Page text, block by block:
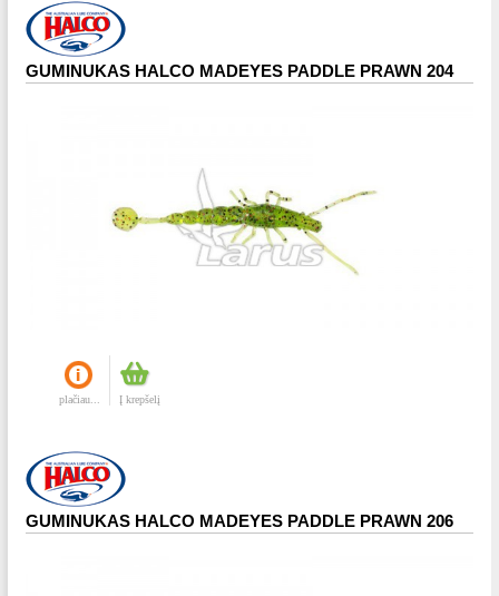
GUMINUKAS HALCO MADEYES PADDLE PRAWN 204
plačiau... Į krepšelį
GUMINUKAS HALCO MADEYES PADDLE PRAWN 206